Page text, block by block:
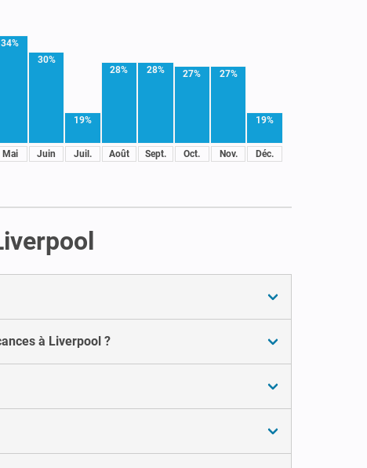
34%
Mai
30%
Juin
19%
Juil.
28%
Août
28%
Sept.
27%
Oct.
27%
Nov.
19%
Déc.
à Liverpool ?